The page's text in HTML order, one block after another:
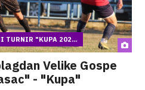
TURNIR "KUPA 202...
Velike Gospe
- "Kupa"